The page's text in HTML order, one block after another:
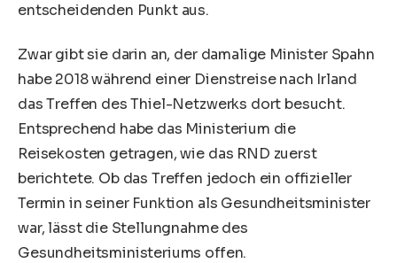
entscheidenden Punkt aus.
Zwar gibt sie darin an, der damalige Minister Spahn
habe 2018 während einer Dienstreise nach Irland
das Treffen des Thiel-Netzwerks dort besucht.
Entsprechend habe das Ministerium die
Reisekosten getragen, wie das RND zuerst
berichtete. Ob das Treffen jedoch ein offizieller
Termin in seiner Funktion als Gesundheitsminister
war, lässt die Stellungnahme des
Gesundheitsministeriums offen.